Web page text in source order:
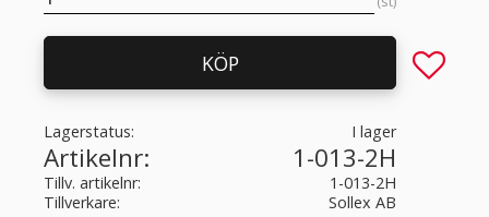
KÖP Lägg till
Lagerstatus I lager
Artikelnr 1-013-2H
Tillv. artikelnr
1-013-2H
Tillverkare
Sollex AB